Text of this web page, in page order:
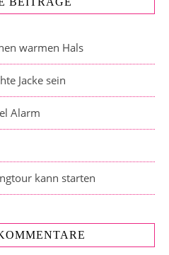
warmen Hals
Jacke sein
Alarm
kann starten